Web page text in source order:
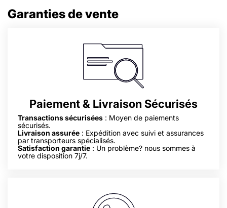
Garanties de vente
Paiement & Livraison Sécurisés
Transactions sécurisées : Moyen de paiements
sécurisés.
Livraison assurée : Expédition avec suivi et assurances
par transporteurs spécialisés.
Satisfaction garantie : Un problème? nous sommes à
votre disposition 7j/7.